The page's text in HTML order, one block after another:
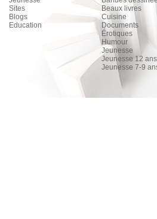
Sites
Blogs
Education
Beaux livres
Cuisine
Documents
Érotiques
Humour
Jeunesse
Jeunesse 12
Jeunesse 7-9